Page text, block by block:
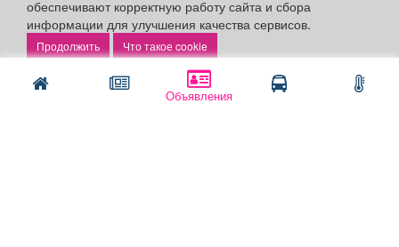
Объявления
обеспечивают корректную работу сайта и сбора
информации для улучшения качества сервисов.
Что такое cookie
«Партнёрский проект» оплачены рекламодателем.
Редакция сайта не несет ответственности за достоверность
информации, содержащейся в рекламных материалах и
объявлениях.
+16 © 2006-2026 ООО "Частник-М"